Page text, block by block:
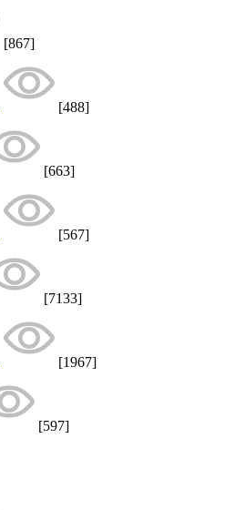
[867]
[488]
[663]
[567]
[7133]
[1967]
[597]